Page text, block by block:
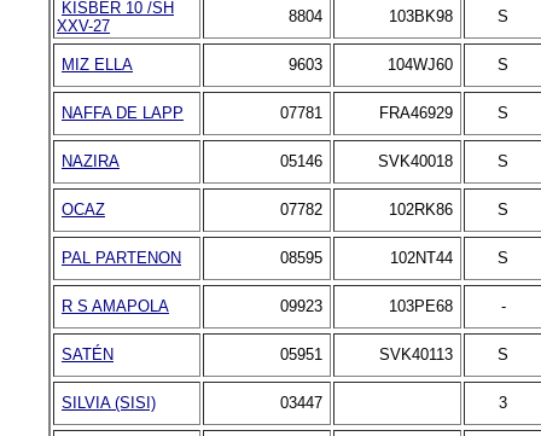
KISBER 10 /SH
XXV-27
8804 103BK98 S
MIZ ELLA 9603 104WJ60 S
NAFFA DE LAPP 07781 FRA46929 S
NAZIRA 05146 SVK40018 S
OCAZ 07782 102RK86 S
PAL PARTENON 08595 102NT44 S
R S AMAPOLA 09923 103PE68 -
SATÉN 05951 SVK40113 S
SILVIA (SISI) 03447 3